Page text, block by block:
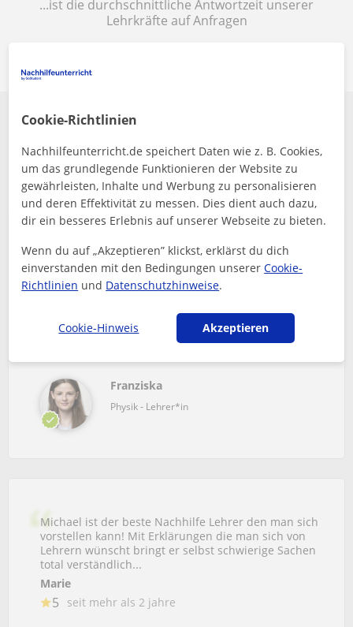
...ist die durchschnittliche Antwortzeit unserer
Lehrkräfte auf Anfragen
Finde heraus, welche Erfahrungen andere
Physik - Schüler*innen in Berlin gemacht
haben
Franziska gibt meinem Sohn (9. Klasse Gym)
Nachhilfe vor allem in Mathe und Chemie. Er ist
super zufrieden mit der Unterstützung und findet
wieder mehr Motivation, das zeigt s...
5 Vor 5 monate
Franziska
Physik - Lehrer*in
Michael ist der beste Nachhilfe Lehrer den man sich
vorstellen kann! Mit Erklärungen die man sich von
Lehrern wünscht bringt er selbst schwierige Sachen
total verständlich...
Marie
5 seit mehr als 2 jahre
Cookie-Richtlinien
Nachhilfeunterricht.de speichert Daten wie z. B. Cookies,
um das grundlegende Funktionieren der Website zu
gewährleisten, Inhalte und Werbung zu personalisieren
und deren Effektivität zu messen. Dies dient auch dazu,
dir ein besseres Erlebnis auf unserer Webseite zu bieten.
Wenn du auf „Akzeptieren” klickst, erklärst du dich
einverstanden mit den Bedingungen unsererCookie-
Richtlinien und Datenschutzhinweise.
Cookie-Hinweis Akzeptieren